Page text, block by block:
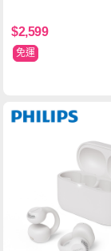
$2,599
免運